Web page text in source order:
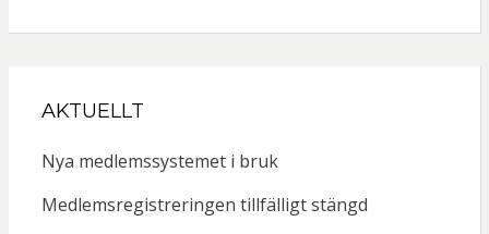
AKTUELLT
Nya medlemssystemet i bruk
Medlemsregistreringen tillfälligt stängd